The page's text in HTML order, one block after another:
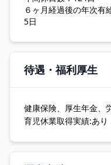
６ヶ月経過後の年次有
5日
待遇・福利厚生
健康保険、厚生年金、
育児休業取得実績:あり